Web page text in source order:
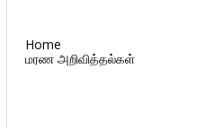
Home
மரண அறிவித்தல்கள்